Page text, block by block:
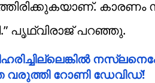
കാരണം
പൃഥ്വിരാജ് പറഞ്ഞു.
വരുത്തി റോണി ഡേവിഡ്!